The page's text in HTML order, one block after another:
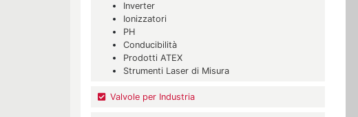
Inverter
Ionizzatori
PH
Conducibilità
Prodotti ATEX
Strumenti Laser di Misura
Valvole per Industria